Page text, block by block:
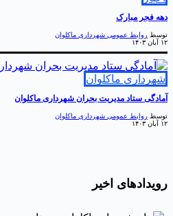
دهه فجر مبارک
توسط روابط عمومی شهرداری ماکلوان
۱۲ آبان ۱۴۰۳
شهرداری ماکلوان
آمادگی ستاد مدیریت بحران شهرداری ماکلوان
توسط روابط عمومی شهرداری ماکلوان
۱۲ آبان ۱۴۰۳
رویدادهای اخیر